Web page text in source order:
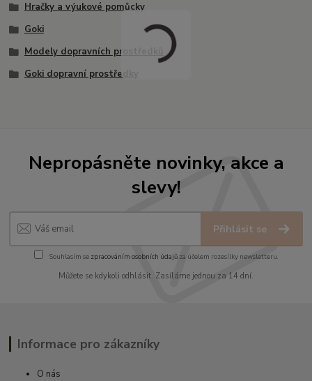
Hračky a výukové pomůcky
Goki
Modely dopravních prostředků
Goki dopravní prostředky
Nepropásněte novinky, akce a
slevy!
Přihlásit se
Souhlasím se zpracováním osobních údajůza účelem rozesílky newsletteru.
Můžete se kdykoli odhlásit. Zasíláme jednou za 14 dní.
Informace pro zákazníky
O nás